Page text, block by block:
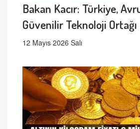
Bakan Kacır: Türkiye,
Güvenilir Teknoloji Ortağı
12 Mayıs 2026 Salı